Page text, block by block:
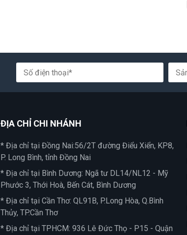
ĐỊA CHỈ CHI NHÁNH
* Địa chỉ tại Đồng Nai:56/2T đường Điểu Xiển, KP8,
P. Long Bình, tỉnh Đồng Nai
* Địa chỉ tại Bình Dương: Ngã tư DL14/NL12 - Mỹ
Phước 3, Thới Hoà, Bến Cát, Bình Dương
* Địa chỉ tại Cần Thơ: QL91B, P.Long Hòa, Q.Bình
Thủy, TP.Cần Thơ
* Địa chỉ tại TPHCM: 936 Lê Đức Thọ - P15 - Quận